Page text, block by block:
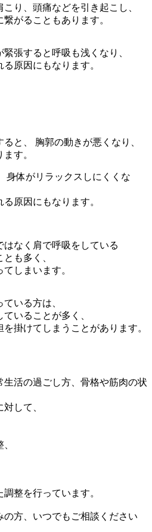
り、頭痛などを引き起こし、
がることもあります。
張すると呼吸も浅くなり、
原因にもなります。
と、 胸郭の動きが悪くなり、
す。
身体がリラックスしにくくな
原因にもなります。
なく肩で呼吸をしている
も多く、
しまいます。
いる方は、
いることが多く、
掛けてしまうことがあります。
活の過ごし方、骨格や筋肉の状
して、
整を行っています。
方、いつでもご相談ください